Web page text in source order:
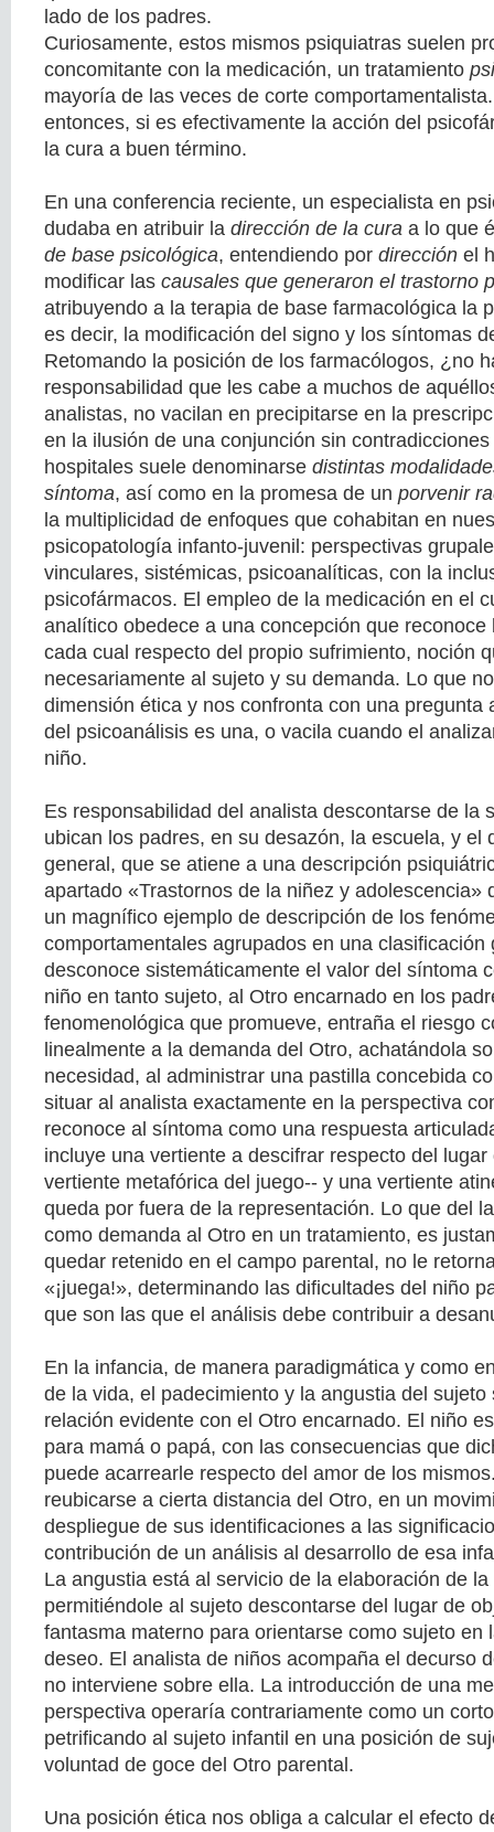
lado de los padres.
Curiosamente, estos mismos psiquiatras suelen
concomitante con la medicación, un tratamiento
mayoría de las veces de corte
entonces, si es efectivamente la acción del
la cura a buen término.
En una conferencia reciente, un especialista en
dudaba en atribuir la dirección de la cura a lo que
de base psicológica, entendiendo por dirección el
modificar las causales que generaron el trastorno
atribuyendo a la terapia de base farmacológica la
es decir, la modificación del signo y los síntomas
Retomando la posición de los farmacólogos, ¿no
responsabilidad que les cabe a muchos de
analistas, no vacilan en precipitarse en la
en la ilusión de una conjunción sin
hospitales suele denominarse distintas
síntoma, así como en la promesa de un porvenir
la multiplicidad de enfoques que cohabitan en
psicopatología infanto-juvenil: perspectivas
vinculares, sistémicas, psicoanalíticas, con la
psicofármacos. El empleo de la medicación en el
analítico obedece a una concepción que
cada cual respecto del propio sufrimiento, noción
necesariamente al sujeto y su demanda. Lo que
dimensión ética y nos confronta con una pregunta
del psicoanálisis es una, o vacila cuando el
niño.
Es responsabilidad del analista descontarse de la
ubican los padres, en su desazón, la escuela, y el
general, que se atiene a una descripción
apartado «Trastornos de la niñez y adolescencia»
un magnífico ejemplo de descripción de los
comportamentales agrupados en una clasificación
desconoce sistemáticamente el valor del síntoma
niño en tanto sujeto, al Otro encarnado en los
fenomenológica que promueve, entraña el riesgo
linealmente a la demanda del Otro, achatándola
necesidad, al administrar una pastilla concebida
situar al analista exactamente en la perspectiva
reconoce al síntoma como una respuesta
incluye una vertiente a descifrar respecto del
vertiente metafórica del juego-- y una vertiente
queda por fuera de la representación. Lo que del
como demanda al Otro en un tratamiento, es
quedar retenido en el campo parental, no le
«¡juega!», determinando las dificultades del niño
que son las que el análisis debe contribuir a
En la infancia, de manera paradigmática y como
de la vida, el padecimiento y la angustia del sujeto
relación evidente con el Otro encarnado. El niño
para mamá o papá, con las consecuencias que
puede acarrearle respecto del amor de los
reubicarse a cierta distancia del Otro, en un
despliegue de sus identificaciones a las
contribución de un análisis al desarrollo de esa
La angustia está al servicio de la elaboración de
permitiéndole al sujeto descontarse del lugar de
fantasma materno para orientarse como sujeto en
deseo. El analista de niños acompaña el decurso
no interviene sobre ella. La introducción de una
perspectiva operaría contrariamente como un
petrificando al sujeto infantil en una posición de
voluntad de goce del Otro parental.
Una posición ética nos obliga a calcular el efecto